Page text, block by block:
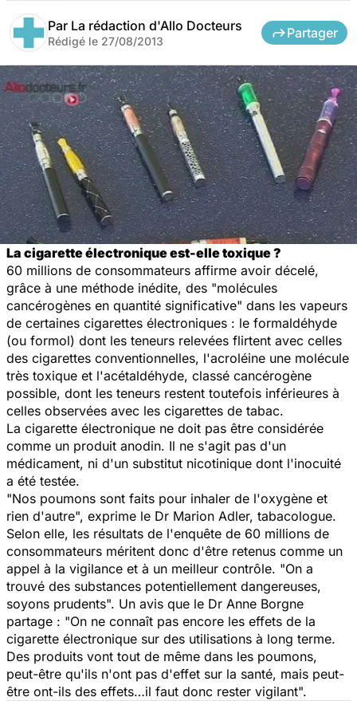
Par La rédaction d'Allo Docteurs
Rédigé le 27/08/2013
Partager
La cigarette électronique est-elle toxique ?
60 millions de consommateurs affirme avoir décelé,
grâce à une méthode inédite, des "molécules
cancérogènes en quantité significative" dans les vapeurs
de certaines cigarettes électroniques : le formaldéhyde
(ou formol) dont les teneurs relevées flirtent avec celles
des cigarettes conventionnelles, l'acroléine une molécule
très toxique et l'acétaldéhyde, classé cancérogène
possible, dont les teneurs restent toutefois inférieures à
celles observées avec les cigarettes de tabac.
La cigarette électronique ne doit pas être considérée
comme un produit anodin. Il ne s'agit pas d'un
médicament, ni d'un substitut nicotinique dont l'inocuité
a été testée.
"Nos poumons sont faits pour inhaler de l'oxygène et
rien d'autre", exprime le Dr Marion Adler, tabacologue.
Selon elle, les résultats de l'enquête de 60 millions de
consommateurs méritent donc d'être retenus comme un
appel à la vigilance et à un meilleur contrôle. "On a
trouvé des substances potentiellement dangereuses,
soyons prudents". Un avis que le Dr Anne Borgne
partage : "On ne connaît pas encore les effets de la
cigarette électronique sur des utilisations à long terme.
Des produits vont tout de même dans les poumons,
peut-être qu'ils n'ont pas d'effet sur la santé, mais peut-
être ont-ils des effets…il faut donc rester vigilant".